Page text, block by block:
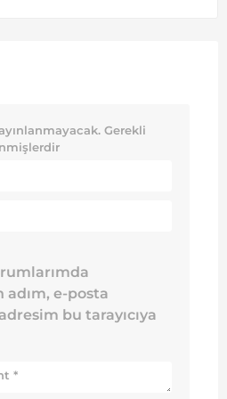
Gerekli
adım, e-posta
bu tarayıcıya